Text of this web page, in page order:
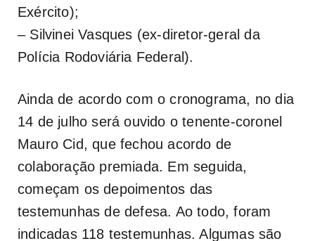
Exército);
– Silvinei Vasques (ex-diretor-geral da
Polícia Rodoviária Federal).
Ainda de acordo com o cronograma, no dia
14 de julho será ouvido o tenente-coronel
Mauro Cid, que fechou acordo de
colaboração premiada. Em seguida,
começam os depoimentos das
testemunhas de defesa. Ao todo, foram
indicadas 118 testemunhas. Algumas são